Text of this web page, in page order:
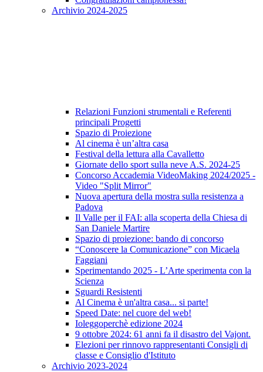
Archivio 2024-2025
Relazioni Funzioni strumentali e Referenti
principali Progetti
Spazio di Proiezione
Al cinema è un’altra casa
Festival della lettura alla Cavalletto
Giornate dello sport sulla neve A.S. 2024-25
Concorso Accademia VideoMaking 2024/2025 -
Video "Split Mirror"
Nuova apertura della mostra sulla resistenza a
Padova
Il Valle per il FAI: alla scoperta della Chiesa di
San Daniele Martire
Spazio di proiezione: bando di concorso
“Conoscere la Comunicazione” con Micaela
Faggiani
Sperimentando 2025 - L’Arte sperimenta con la
Scienza
Sguardi Resistenti
Al Cinema è un'altra casa... si parte!
Speed Date: nel cuore del web!
Ioleggoperchè edizione 2024
9 ottobre 2024: 61 anni fa il disastro del Vajont.
Elezioni per rinnovo rappresentanti Consigli di
classe e Consiglio d'Istituto
Archivio 2023-2024